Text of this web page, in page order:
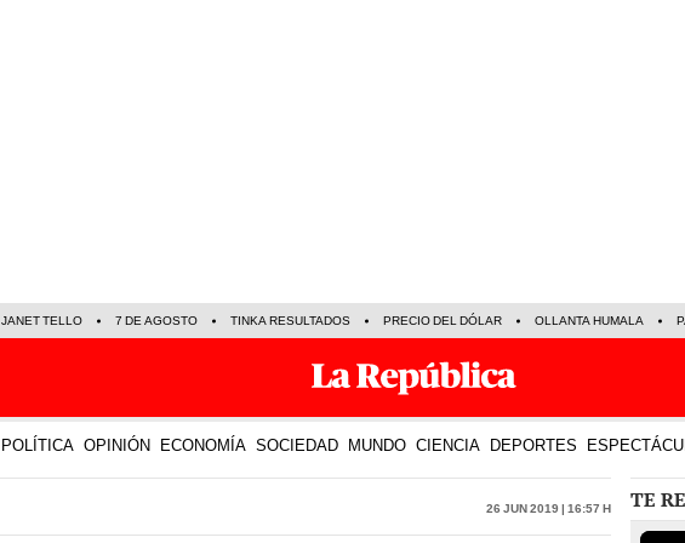
JANET TELLO 7 DE AGOSTO TINKA RESULTADOS PRECIO DEL DÓLAR OLLANTA HUMALA
POLÍTICA OPINIÓN ECONOMÍA SOCIEDAD MUNDO CIENCIA DEPORTES
26 Jun 2019 | 16:57 h TE